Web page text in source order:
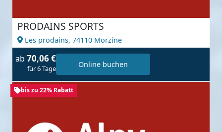
PRODAINS SPORTS
Les prodains, 74110 Morzine
ab 70,06 €
für 6 Tage Online buchen
bis zu 22% Rabatt